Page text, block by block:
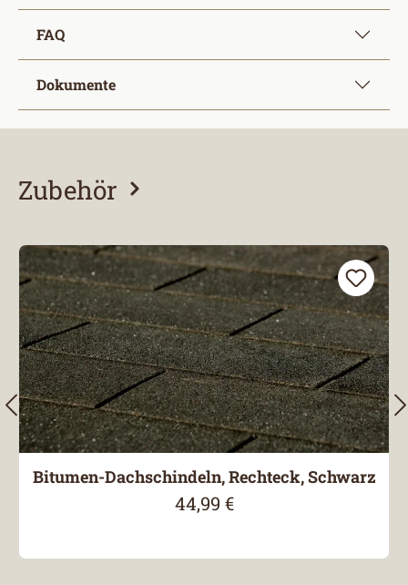
FAQ
Dokumente
Zubehör
Bitumen-Dachschindeln, Rechteck, Schwarz
Regulärer Preis:
44,99 €